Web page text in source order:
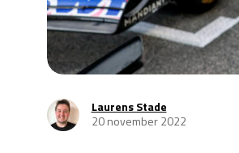
Laurens Stade
20 november 2022